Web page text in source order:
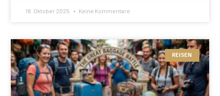
18. Oktober 2025 Keine Kommentare
REISEN